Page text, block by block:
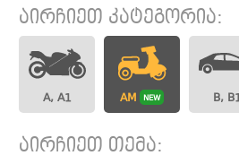
აირჩიეთ კატეგორია:
A, A1 AM NEW B,
აირჩიეთ თემა: